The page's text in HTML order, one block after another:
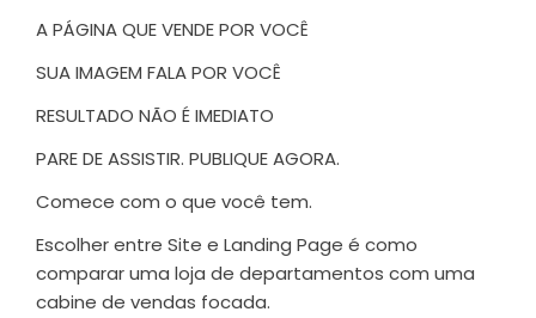
A PÁGINA QUE VENDE POR VOCÊ
SUA IMAGEM FALA POR VOCÊ
RESULTADO NÃO É IMEDIATO
PARE DE ASSISTIR. PUBLIQUE AGORA.
Comece com o que você tem.
Escolher entre Site e Landing Page é como
comparar uma loja de departamentos com uma
cabine de vendas focada.